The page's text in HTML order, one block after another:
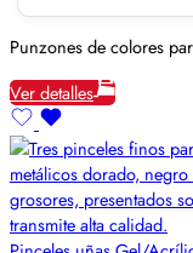
Punzones de colores
Ver detalles